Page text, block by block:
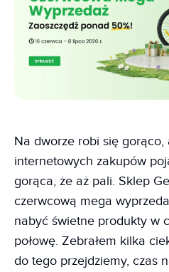
Na dworze robi się gorąco,
internetowych zakupów
gorąca, że aż pali. Sklep
czerwcową mega
nabyć świetne produkty w
połowę. Zebrałem kilka
do tego przejdziemy, czas